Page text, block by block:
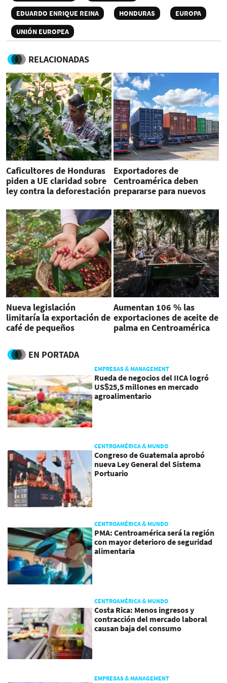
EDUARDO ENRIQUE REINA
HONDURAS
EUROPA
UNIÓN EUROPEA
RELACIONADAS
Caficultores de Honduras
piden a UE claridad sobre
ley contra la deforestación
Exportadores de
Centroamérica deben
prepararse para nuevos
Nueva legislación
limitaría la exportación de
café de pequeños
Centroamérica
Aumentan 106 % las
exportaciones de aceite de
palma en Centroamérica
EN PORTADA
EMPRESAS & MANAGEMENT
Rueda de negocios del IICA logró
US$25,5 millones en mercado
agroalimentario
CENTROAMÉRICA & MUNDO
Congreso de Guatemala aprobó
nueva Ley General del Sistema
Portuario
CENTROAMÉRICA & MUNDO
PMA: Centroamérica será la región
con mayor deterioro de seguridad
alimentaria
CENTROAMÉRICA & MUNDO
Costa Rica: Menos ingresos y
contracción del mercado laboral
causan baja del consumo
EMPRESAS & MANAGEMENT